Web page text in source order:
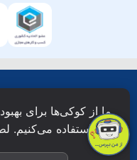
دانش
ما از کوکی‌ها برای
استفاده می‌کنیم.